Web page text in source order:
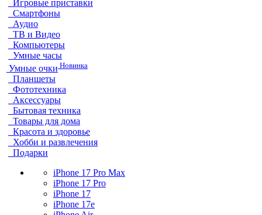
Игровые приставки
Смартфоны
Аудио
ТВ и Видео
Компьютеры
Умные часы
Умные очки Новинка
Планшеты
Фототехника
Аксессуары
Бытовая техника
Товары для дома
Красота и здоровье
Хобби и развлечения
Подарки
iPhone 17 Pro Max
iPhone 17 Pro
iPhone 17
iPhone 17e